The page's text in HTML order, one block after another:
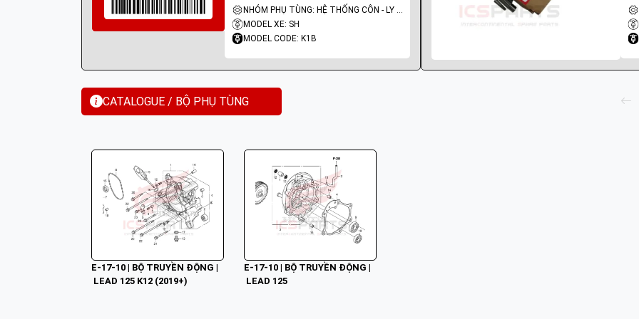
NHÓM PHỤ TÙNG: HỆ THỐNG CÔN - LY HỢP - TRỤC SỐ - BÁNH RĂNG
MODEL XE: SH
MODEL CODE: K1B
CATALOGUE / BỘ PHỤ TÙNG
E-17-10 | BỘ TRUYỀN ĐỘNG |
LEAD 125 K12 (2019+)
E-17-10 | BỘ TRUYỀN ĐỘNG |
LEAD 125